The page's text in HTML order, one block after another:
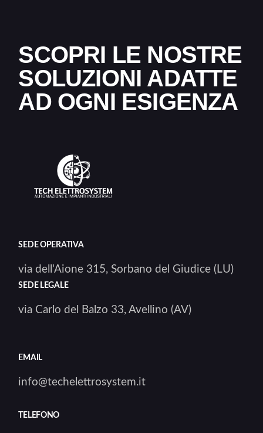
SCOPRI LE NOSTRE
SOLUZIONI ADATTE
AD OGNI ESIGENZA
SEDE OPERATIVA
via dell'Aione 315, Sorbano del Giudice (LU)
SEDE LEGALE
via Carlo del Balzo 33, Avellino (AV)
EMAIL
info@techelettrosystem.it
TELEFONO